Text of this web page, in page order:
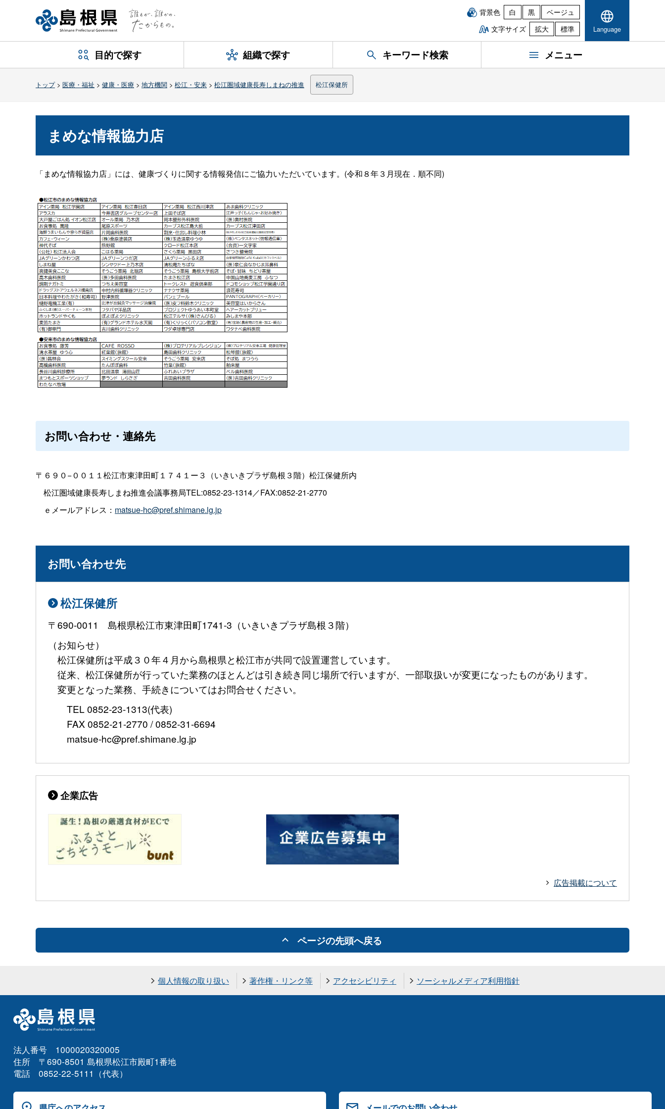
背景色 白 黒
ベージュ
文字サイズ
拡大 標準 Language
目的で探す 組織で探す キーワード検索 メニュー
トップ> 医療・福祉 > 健康・医療 > 地方機関 > 松江・安来 > 松江圏域健康長寿しまねの推進 松江保健所
まめな情報協力店
「まめな情報協力店」には、健康づくりに関する情報発信にご協力いただいています。(令和８年３月現在．順不同)
お問い合わせ・連絡先
〒６９０−００１１松江市東津田町１７４１ー３（いきいきプラザ島根３階）松江保健所内
松江圏域健康長寿しまね推進会議事務局TEL:0852-23-1314／FAX:0852-21-2770
ｅメールアドレス： matsue-hc@pref.shimane.lg.jp
お問い合わせ先
松江保健所
〒690-0011 島根県松江市東津田町1741-3（いきいきプラザ島根３階）
（お知らせ）
松江保健所は平成３０年４月から島根県と松江市が共同で設置運営しています。
従来、松江保健所が行っていた業務のほとんどは引き続き同じ場所で行いますが、一部取扱いが変更になったものがあります。
変更となった業務、手続きについてはお問合せください。
TEL 0852-23-1313(代表)
FAX 0852-21-2770 / 0852-31-6694
matsue-hc@pref.shimane.lg.jp
企業広告
広告掲載について
ページの先頭へ戻る
個人情報の取り扱い 著作権・リンク等 アクセシビリティ ソーシャルメディア利用指針
法人番号 1000020320005
住所 〒690-8501 島根県松江市殿町1番地
電話 0852-22-5111（代表）